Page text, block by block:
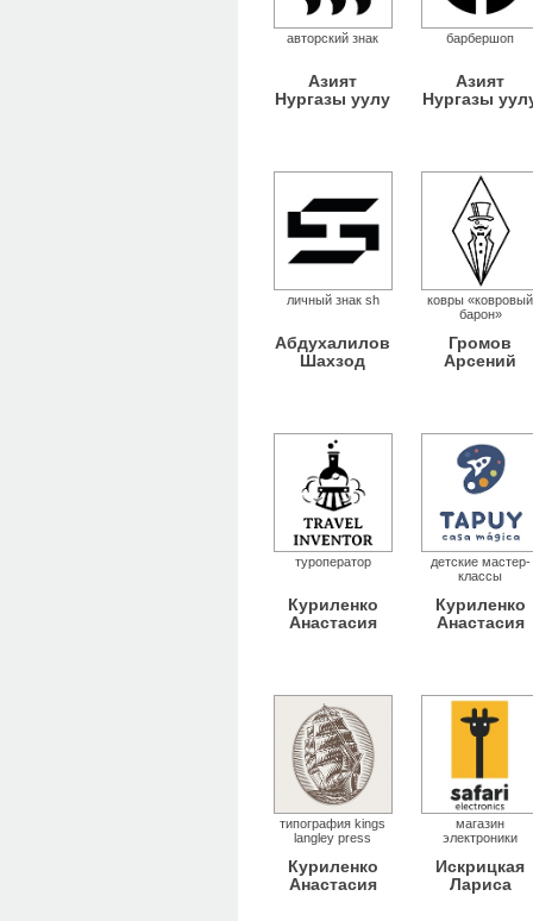
авторский знак
Азият
Нургазы уулу
барбершоп
Азият
Нургазы
личный знак sh
Абдухалилов
Шахзод
ковры «ковровый
барон»
Громов
Арсений
туроператор
Куриленко
Анастасия
детские мастер-
классы
Куриленко
Анастасия
типография kings
langley press
Куриленко
Анастасия
магазин
электроники
Искрицкая
Лариса